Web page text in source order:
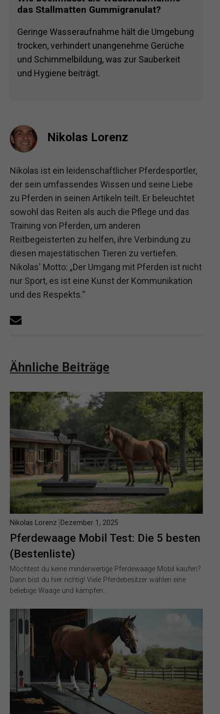
das Stallmatten Gummigranulat?
Geringe Wasseraufnahme hält die Umgebung
trocken, verhindert unangenehme Gerüche
und Schimmelbildung, was zur Sauberkeit
und Hygiene beiträgt.
Nikolas Lorenz
Nikolas ist ein leidenschaftlicher Pferdesportler,
der sein umfassendes Wissen und seine Liebe
zu Pferden in seinen Artikeln teilt. Er beleuchtet
sowohl das Reiten als auch die Pflege und das
Training von Pferden, um anderen
Reitbegeisterten zu helfen, ihre Verbindung zu
diesen majestätischen Tieren zu vertiefen.
Nikolas' Motto: „Der Umgang mit Pferden ist nicht
nur Sport, es ist eine Kunst der Kommunikation
und des Respekts.“
Ähnliche Beiträge
Pferdewaage Mobil Test: Die 5 besten
(Bestenliste)
Nikolas Lorenz Dezember 1, 2025
Möchtest du keine minderwertige Pferdewaage Mobil kaufen?
Dann bist du hier richtig! Viele Pferdebesitzer wählen eine
beliebige Waage und kämpfen…